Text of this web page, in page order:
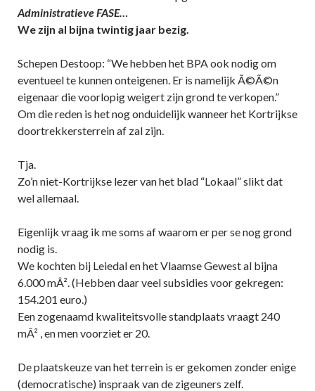
Administratieve FASE…
We zijn al bijna twintig jaar bezig.
Schepen Destoop: “We hebben het BPA ook nodig om
eventueel te kunnen onteigenen. Er is namelijk Ã©Ã©n
eigenaar die voorlopig weigert zijn grond te verkopen.”
Om die reden is het nog onduidelijk wanneer het Kortrijkse
doortrekkersterrein af zal zijn.
Tja.
Zo’n niet-Kortrijkse lezer van het blad “Lokaal” slikt dat
wel allemaal.
Eigenlijk vraag ik me soms af waarom er per se nog grond
nodig is.
We kochten bij Leiedal en het Vlaamse Gewest al bijna
6.000 mÂ². (Hebben daar veel subsidies voor gekregen:
154.201 euro.)
Een zogenaamd kwaliteitsvolle standplaats vraagt 240
mÂ² , en men voorziet er 20.
De plaatskeuze van het terrein is er gekomen zonder enige
(democratische) inspraak van de zigeuners zelf.